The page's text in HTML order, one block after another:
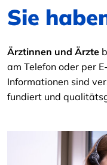
Sie
Ärztinnen und Ärzte
am Telefon oder per
Informationen sind
fundiert und